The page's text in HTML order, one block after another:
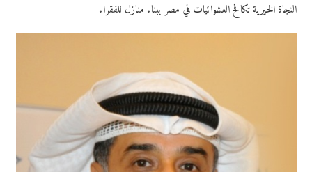
النجاة الخيرية تكافح العشوائيات في مصر ببناء منازل للفقراء